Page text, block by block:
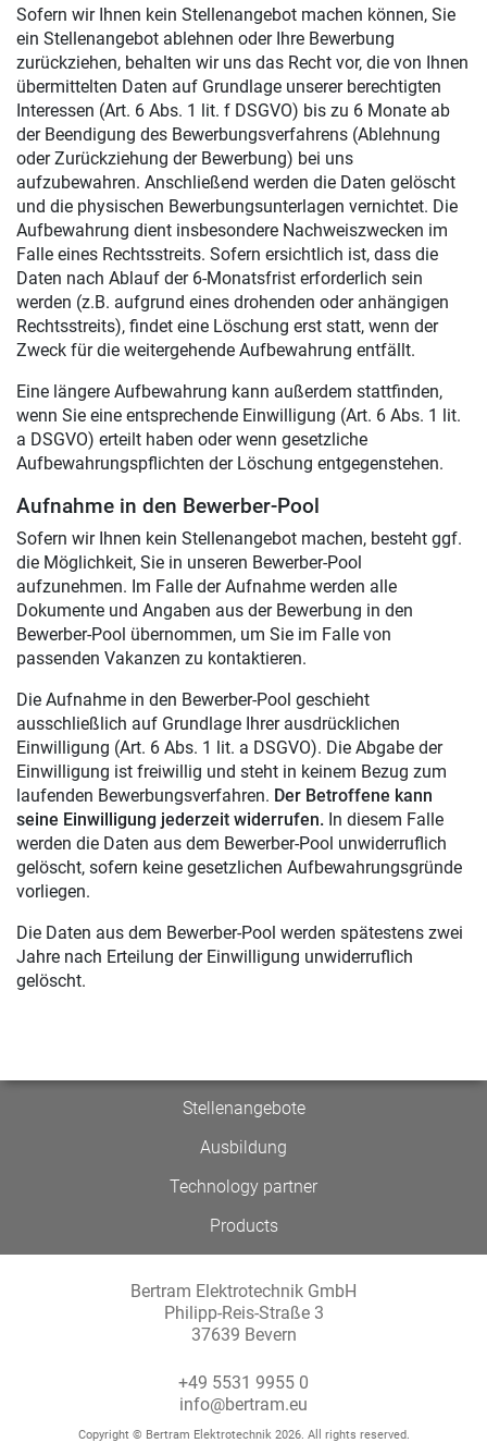
Sofern wir Ihnen kein Stellenangebot machen können, Sie
ein Stellenangebot ablehnen oder Ihre Bewerbung
zurückziehen, behalten wir uns das Recht vor, die von Ihnen
übermittelten Daten auf Grundlage unserer berechtigten
Interessen (Art. 6 Abs. 1 lit. f DSGVO) bis zu 6 Monate ab
der Beendigung des Bewerbungsverfahrens (Ablehnung
oder Zurückziehung der Bewerbung) bei uns
aufzubewahren. Anschließend werden die Daten gelöscht
und die physischen Bewerbungsunterlagen vernichtet. Die
Aufbewahrung dient insbesondere Nachweiszwecken im
Falle eines Rechtsstreits. Sofern ersichtlich ist, dass die
Daten nach Ablauf der 6-Monatsfrist erforderlich sein
werden (z.B. aufgrund eines drohenden oder anhängigen
Rechtsstreits), findet eine Löschung erst statt, wenn der
Zweck für die weitergehende Aufbewahrung entfällt.
Eine längere Aufbewahrung kann außerdem stattfinden,
wenn Sie eine entsprechende Einwilligung (Art. 6 Abs. 1 lit.
a DSGVO) erteilt haben oder wenn gesetzliche
Aufbewahrungspflichten der Löschung entgegenstehen.
Aufnahme in den Bewerber-Pool
Sofern wir Ihnen kein Stellenangebot machen, besteht ggf.
die Möglichkeit, Sie in unseren Bewerber-Pool
aufzunehmen. Im Falle der Aufnahme werden alle
Dokumente und Angaben aus der Bewerbung in den
Bewerber-Pool übernommen, um Sie im Falle von
passenden Vakanzen zu kontaktieren.
Die Aufnahme in den Bewerber-Pool geschieht
ausschließlich auf Grundlage Ihrer ausdrücklichen
Einwilligung (Art. 6 Abs. 1 lit. a DSGVO). Die Abgabe der
Einwilligung ist freiwillig und steht in keinem Bezug zum
laufenden Bewerbungsverfahren. Der Betroffene kann
seine Einwilligung jederzeit widerrufen. In diesem Falle
werden die Daten aus dem Bewerber-Pool unwiderruflich
gelöscht, sofern keine gesetzlichen Aufbewahrungsgründe
vorliegen.
Die Daten aus dem Bewerber-Pool werden spätestens zwei
Jahre nach Erteilung der Einwilligung unwiderruflich
gelöscht.
Stellenangebote
Ausbildung
Technology partner
Products
Bertram Elektrotechnik GmbH
Philipp-Reis-Straße 3
37639 Bevern
+49 5531 9955 0
info@bertram.eu
Copyright © Bertram Elektrotechnik 2026. All rights reserved.